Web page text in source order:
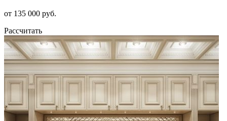
от 135 000 руб.
Рассчитать